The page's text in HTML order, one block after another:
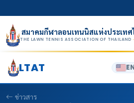
สมาคมกีฬาลอนเทนนิสแห่งประเท
THE LAWN TENNIS ASSOCIATION OF THAILAND
LTAT
ข่าวสาร